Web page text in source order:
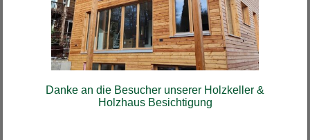
Danke an die Besucher unserer Holzkeller &
Holzhaus Besichtigung